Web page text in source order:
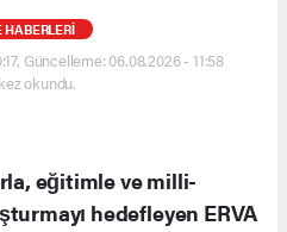
HABERLERİ
Güncelleme: 06.08.2026 - 11:58
okundu.
eğitimle ve milli-
hedefleyen ERVA